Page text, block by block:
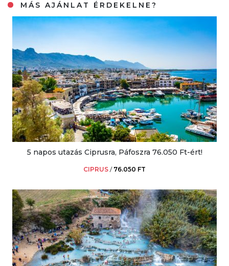
MÁS AJÁNLAT ÉRDEKELNE?
5 napos utazás Ciprusra, Páfoszra 76.050 Ft-ért!
CIPRUS / 76.050 FT